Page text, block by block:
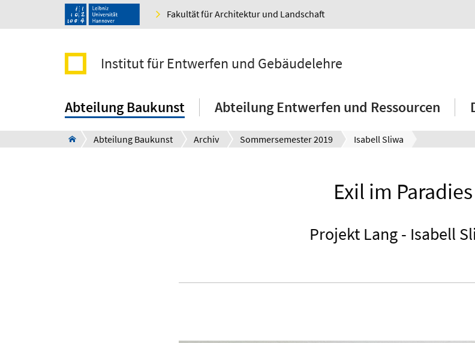
Fakultät für Architektur und Landschaft
Institut für Entwerfen und Gebäudelehre
Abteilung Baukunst Abteilung Entwerfen und Ressourcen
Abteilung Baukunst Archiv Sommersemester 2019 Isabell Sliwa
Exil im Paradies
Projekt Lang - Isabell